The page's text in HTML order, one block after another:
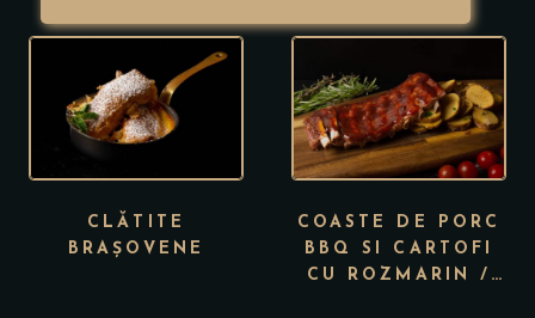
CLĂTITE
BRAȘOVENE
COASTE DE PORC
BBQ SI CARTOFI
CU ROZMARIN /